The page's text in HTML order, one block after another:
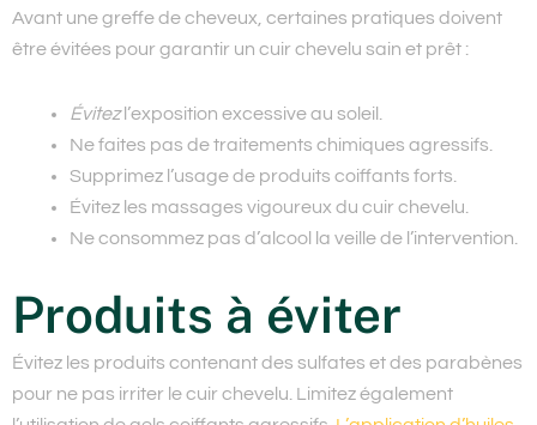
Avant une greffe de cheveux, certaines pratiques doivent
être évitées pour garantir un cuir chevelu sain et prêt :
Évitezl’exposition excessive au soleil.
Ne faites pas de traitements chimiques agressifs.
Supprimez l’usage de produits coiffants forts.
Évitez les massages vigoureux du cuir chevelu.
Ne consommez pas d’alcool la veille de l’intervention.
Produits à éviter
Évitez les produits contenant des sulfates et des parabènes
pour ne pas irriter le cuir chevelu. Limitez également